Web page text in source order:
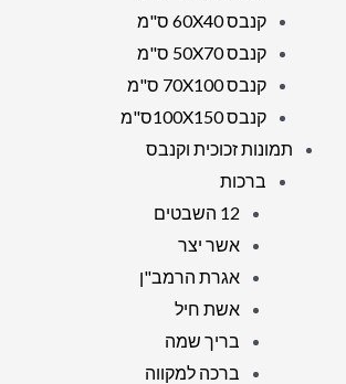
קנבס 60X40 ס"מ
קנבס 50X70 ס"מ
קנבס 70X100 ס"מ
קנבס 100X150ס"מ
תמונות זכוכית וקנבס
ברכות
12 השבטים
אשר יצר
אגרת הרמב"ן
אשת חיל
בריך שמה
ברכה למקווה